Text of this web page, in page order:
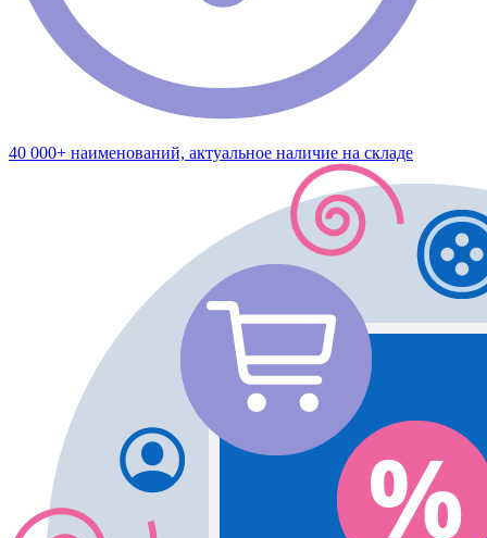
40 000+ наименований, актуальное наличие на складе